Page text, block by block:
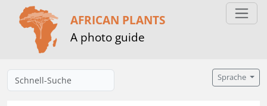
AFRICAN PLANTS
A photo guide
Sprache